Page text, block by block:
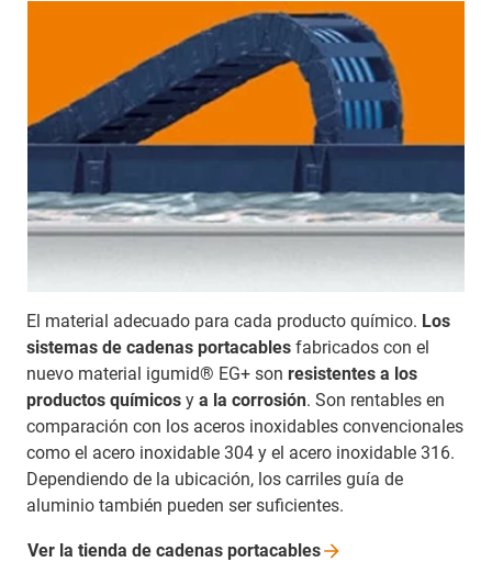
El material adecuado para cada producto químico. Los
sistemas de cadenas portacables fabricados con el
nuevo material igumid® EG+ son resistentes a los
productos químicos y a la corrosión. Son rentables en
comparación con los aceros inoxidables convencionales
como el acero inoxidable 304 y el acero inoxidable 316.
Dependiendo de la ubicación, los carriles guía de
aluminio también pueden ser suficientes.
Ver la tienda de cadenas portacables